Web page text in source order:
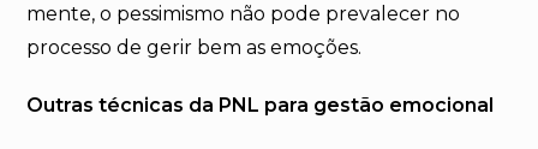
mente, o pessimismo não pode prevalecer no
processo de gerir bem as emoções.
Outras técnicas da PNL para gestão emocional